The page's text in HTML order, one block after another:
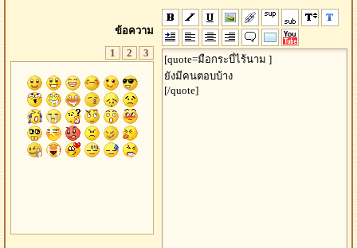
ข้อความ
1
2 3